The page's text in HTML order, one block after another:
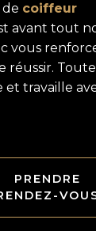
de coiffeur
avant tout
vous
réussir. Toute
et travaille
PRENDRE